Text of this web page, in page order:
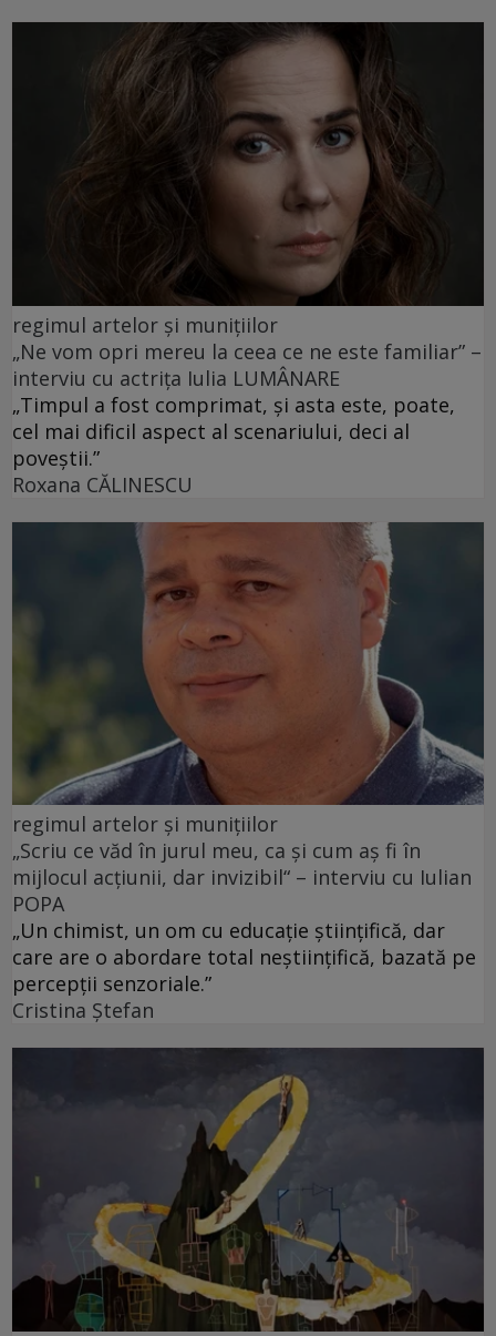
regimul artelor şi muniţiilor
„Ne vom opri mereu la ceea ce ne este familiar” –
interviu cu actrița Iulia LUMÂNARE
„Timpul a fost comprimat, și asta este, poate,
cel mai dificil aspect al scenariului, deci al
poveștii.”
Roxana CĂLINESCU
regimul artelor și munițiilor
„Scriu ce văd în jurul meu, ca și cum aș fi în
mijlocul acțiunii, dar invizibil“ – interviu cu Iulian
POPA
„Un chimist, un om cu educație științifică, dar
care are o abordare total neștiințifică, bazată pe
percepții senzoriale.”
Cristina Ștefan